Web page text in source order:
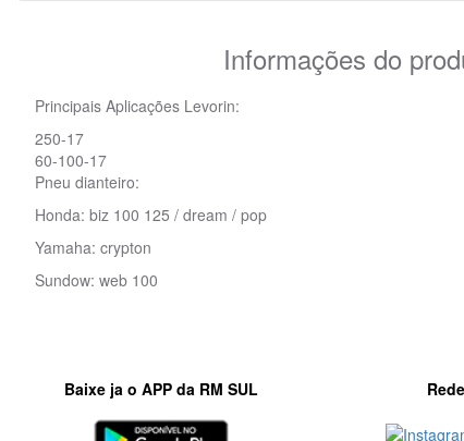
Informações do
Principais Aplicações Levorin:
250-17
60-100-17
Pneu dianteiro:
Honda: biz 100 125 / dream / pop
Yamaha: crypton
Sundow: web 100
Baixe ja o APP da RM SUL